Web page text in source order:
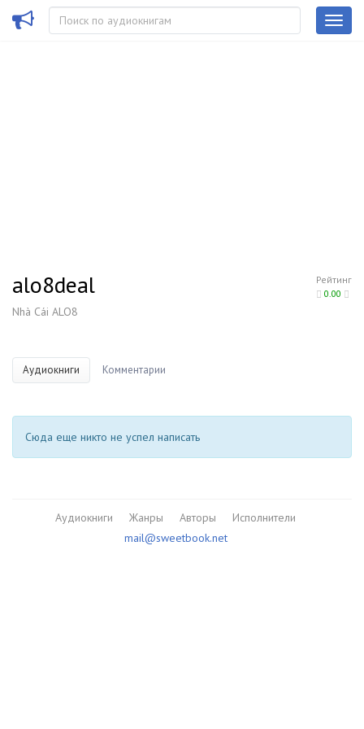
Рейтинг
0.00
alo8deal
Nhà Cái ALO8
Аудиокниги Комментарии
Сюда еще никто не успел написать
Аудиокниги Жанры Авторы
Исполнители
mail@sweetbook.net